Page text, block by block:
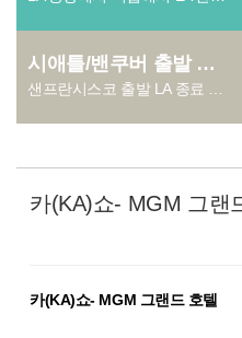
시애틀/밴쿠버 출발 관광
카(KA)쇼- MGM 그랜
카(KA)쇼- MGM 그랜드 호텔